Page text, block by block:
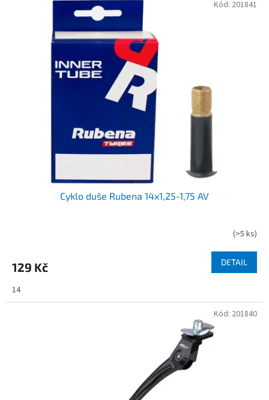
Cyklo duše Rubena 14x1,25-1,75 AV
(>5 ks)
129 Kč DETAIL
14
Kód: 201841
Kód: 201840